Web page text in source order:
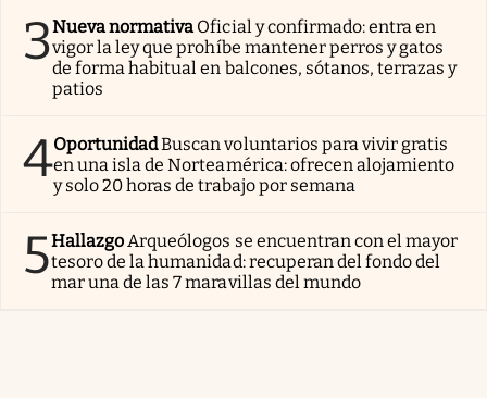
3Nueva normativa Oficial y confirmado: entra en
vigor la ley que prohíbe mantener perros y gatos
de forma habitual en balcones, sótanos, terrazas y
patios
4OportunidadBuscan voluntarios para vivir gratis
en una isla de Norteamérica: ofrecen alojamiento
y solo 20 horas de trabajo por semana
5Hallazgo Arqueólogos se encuentran con el mayor
tesoro de la humanidad: recuperan del fondo del
mar una de las 7 maravillas del mundo